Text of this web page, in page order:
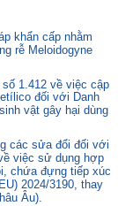
khẩn cấp nhằm
rễ Meloidogyne
1.412 về việc cập
đối với Danh
vật gây hại dùng
các sửa đổi đối với
việc sử dụng hợp
chứa đựng tiếp xúc
2024/3190, thay
Âu).